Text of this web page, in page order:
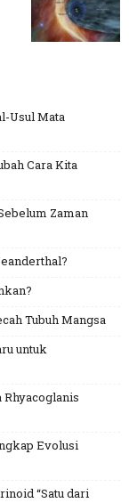
Usul Mata
Cara Kita
Zaman
Tubuh Mangsa
untuk
Evolusi
“Satu dari